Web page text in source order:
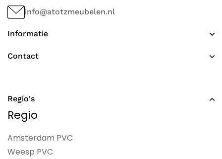
Informatie
Contact
info@atotzmeubelen.nl
Regio's
Regio
Amsterdam PVC
Weesp PVC